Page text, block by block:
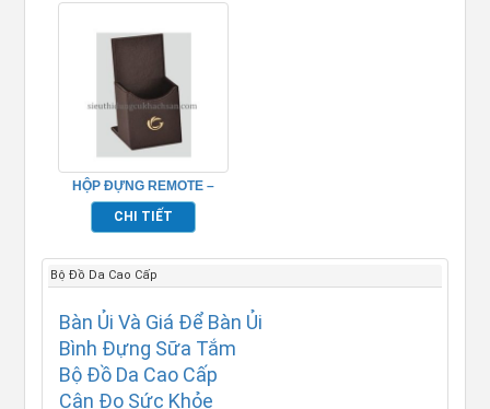
HỘP ĐỰNG REMOTE –
TP695046
CHI TIẾT
Bộ Đồ Da Cao Cấp
Bàn Ủi Và Giá Để Bàn Ủi
Bình Đựng Sữa Tắm
Bộ Đồ Da Cao Cấp
Cân Đo Sức Khỏe